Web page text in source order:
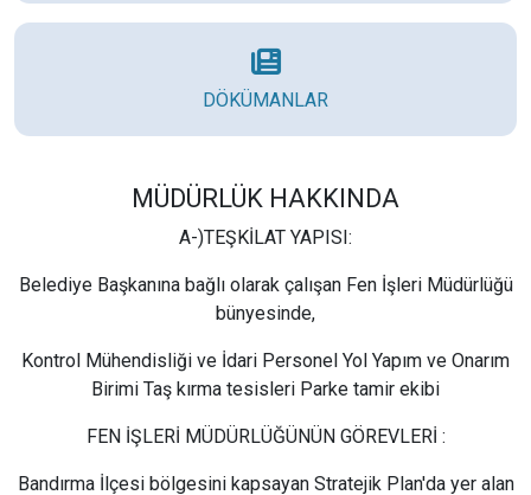
DÖKÜMANLAR
MÜDÜRLÜK HAKKINDA
A-)TEŞKİLAT YAPISI:
Belediye Başkanına bağlı olarak çalışan Fen İşleri Müdürlüğü
bünyesinde,
Kontrol Mühendisliği ve İdari Personel Yol Yapım ve Onarım
Birimi Taş kırma tesisleri Parke tamir ekibi
FEN İŞLERİ MÜDÜRLÜĞÜNÜN GÖREVLERİ :
Bandırma İlçesi bölgesini kapsayan Stratejik Plan'da yer alan